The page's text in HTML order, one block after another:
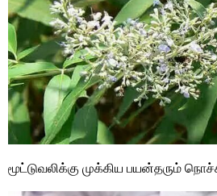
மூட்டுவலிக்கு முக்கிய பயன்தரும்